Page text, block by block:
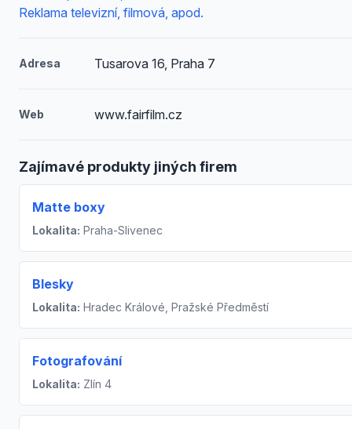
Reklama televizní, filmová, apod.
Adresa Tusarova 16, Praha 7
Web www.fairfilm.cz
Zajímavé produkty jiných firem
Matte boxy
Lokalita: Praha-Slivenec
Blesky
Lokalita: Hradec Králové, Pražské Předměstí
Fotografování
Lokalita: Zlín 4